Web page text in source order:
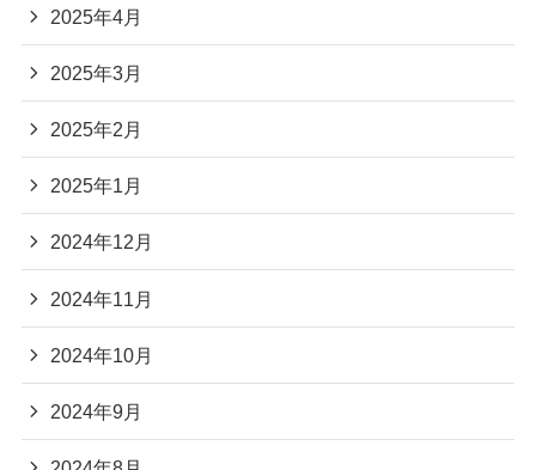
2025年4月
2025年3月
2025年2月
2025年1月
2024年12月
2024年11月
2024年10月
2024年9月